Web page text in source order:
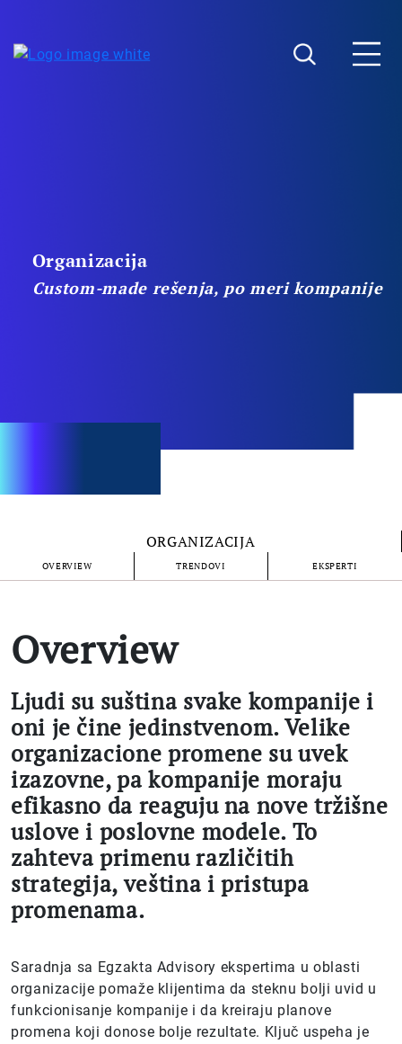
Organizacija
Custom-made rešenja, po meri kompanije
ORGANIZACIJA
OVERVIEW TRENDOVI EKSPERTI
Overview
Ljudi su suština svake kompanije i
oni je čine jedinstvenom. Velike
organizacione promene su uvek
izazovne, pa kompanije moraju
efikasno da reaguju na nove tržišne
uslove i poslovne modele. To
zahteva primenu različitih
strategija, veština i pristupa
promenama.
Saradnja sa Egzakta Advisory ekspertima u oblasti
organizacije pomaže klijentima da steknu bolji uvid u
funkcionisanje kompanije i da kreiraju planove
promena koji donose bolje rezultate. Ključ uspeha je